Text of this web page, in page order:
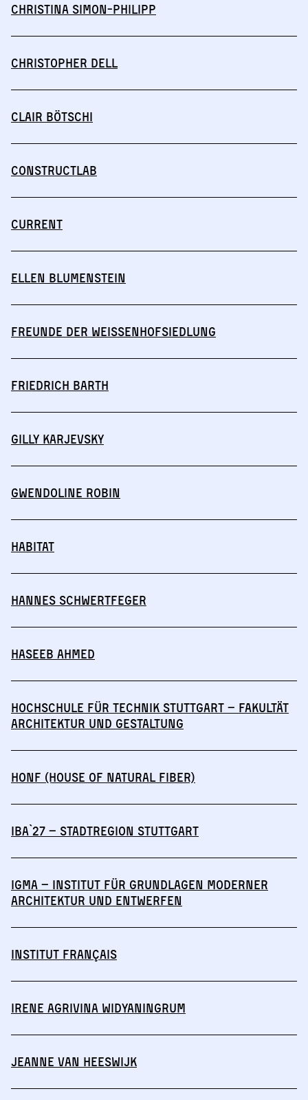
Christina Simon-Philipp
Christopher Dell
Clair Bötschi
Constructlab
CURRENT
Ellen Blumenstein
Freunde der Weissenhofsiedlung
Friedrich Barth
Gilly Karjevsky
Gwendoline Robin
HABITAT
Hannes Schwertfeger
Haseeb Ahmed
Hochschule für Technik Stuttgart – Fakultät
Architektur und Gestaltung
HONF (House of Natural Fiber)
IBA`27 – StadtRegion Stuttgart
IGmA – Institut für Grundlagen moderner
Architektur und Entwerfen
Institut français
Irene Agrivina Widyaningrum
Jeanne van Heeswijk